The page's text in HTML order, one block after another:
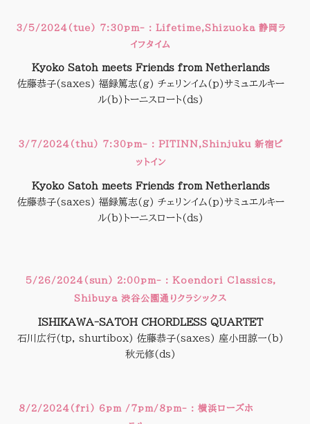
3/5/2024(tue) 7:30pm- : Lifetime,Shizuoka 静岡ラ
イフタイム
Kyoko Satoh meets Friends from Netherlands
佐藤恭子(saxes) 福録篤志(g) チェリンイム(p)サミュエルキー
ル(b)トーニスロート(ds)
3/7/2024(thu) 7:30pm- : PITINN,Shinjuku 新宿ピ
ットイン
Kyoko Satoh meets Friends from Netherlands
佐藤恭子(saxes) 福録篤志(g) チェリンイム(p)サミュエルキー
ル(b)トーニスロート(ds)
5/26/2024(sun) 2:00pm- : Koendori Classics,
Shibuya 渋谷公園通りクラシックス
ISHIKAWA-SATOH CHORDLESS QUARTET
石川広行(tp, shurtibox) 佐藤恭子(saxes) 座小田諒一(b)
秋元修(ds)
8/2/2024(fri) 6pm /7pm/8pm- : 横浜ローズホ